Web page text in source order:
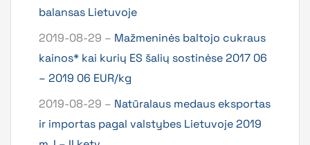
balansas Lietuvoje
2019-08-29 – Mažmeninės baltojo cukraus
kainos* kai kurių ES šalių sostinėse 2017 06
– 2019 06 EUR/kg
2019-08-29 – Natūralaus medaus eksportas
ir importas pagal valstybes Lietuvoje 2019